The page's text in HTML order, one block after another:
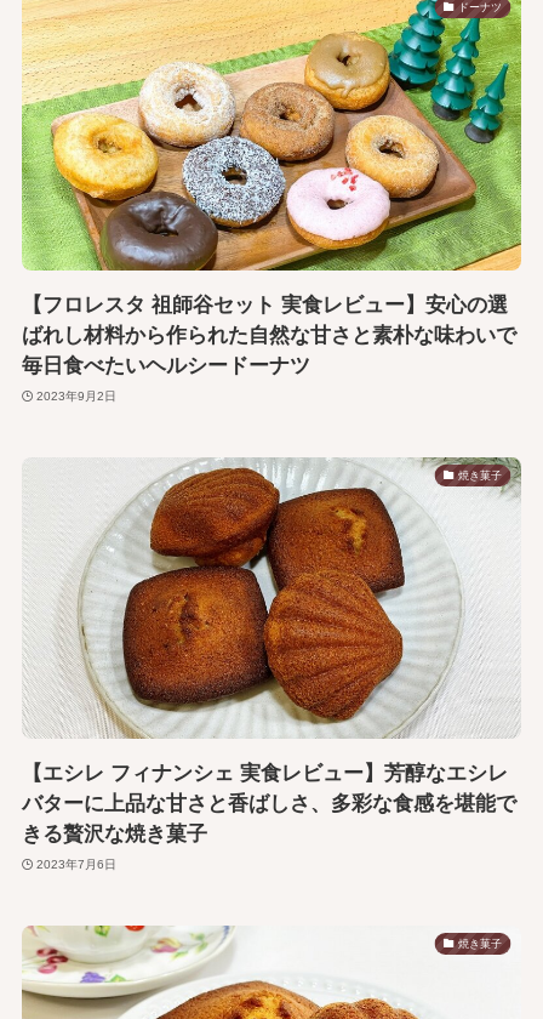
ドーナツ
【フロレスタ 祖師谷セット 実食レビュー】安心の選
ばれし材料から作られた自然な甘さと素朴な味わいで
毎日食べたいヘルシードーナツ
2023年9月2日
焼き菓子
【エシレ フィナンシェ 実食レビュー】芳醇なエシレ
バターに上品な甘さと香ばしさ、多彩な食感を堪能で
きる贅沢な焼き菓子
2023年7月6日
焼き菓子